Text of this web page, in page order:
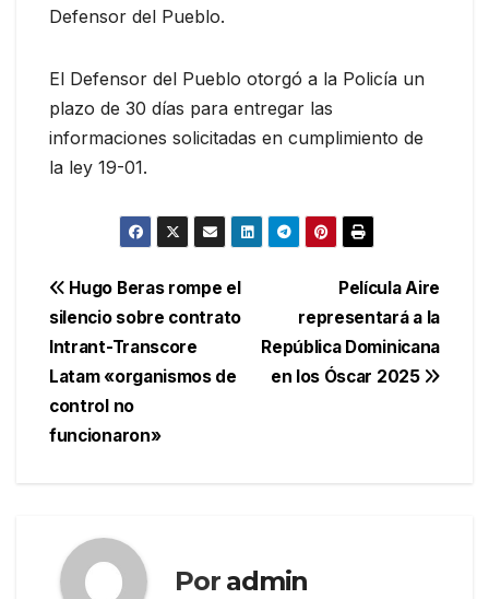
Defensor del Pueblo.
El Defensor del Pueblo otorgó a la Policía un
plazo de 30 días para entregar las
informaciones solicitadas en cumplimiento de
la ley 19-01.
Navegación
de
entradas
Película Aire
representará a la
República Dominicana
en los Óscar 2025
Hugo Beras rompe el
silencio sobre contrato
Intrant-Transcore
Latam «organismos de
control no
funcionaron»
Por admin